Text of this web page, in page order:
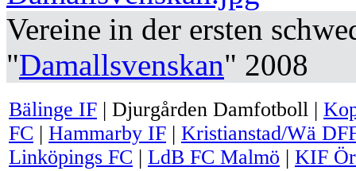
Vereine in der ersten
"Damallsvenskan" 2008
Bälinge IF | Djurgården Damfotboll |
FC | Hammarby IF | Kristianstad/Wä
Linköpings FC | LdB FC Malmö | KIF